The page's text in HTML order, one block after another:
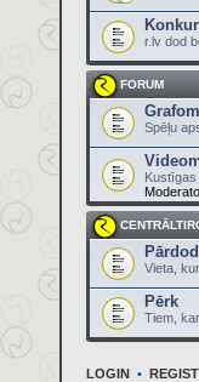
r.lv dod
FORUM
Spēļu
Kustīgas
Pārdod
Vieta,
Pērk
Tiem,
LOGIN •